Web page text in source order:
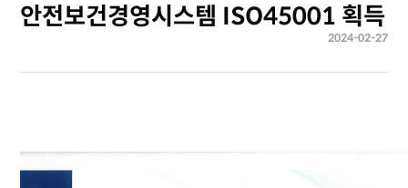
안전보건경영시스템 ISO45001 획득
2024-02-27